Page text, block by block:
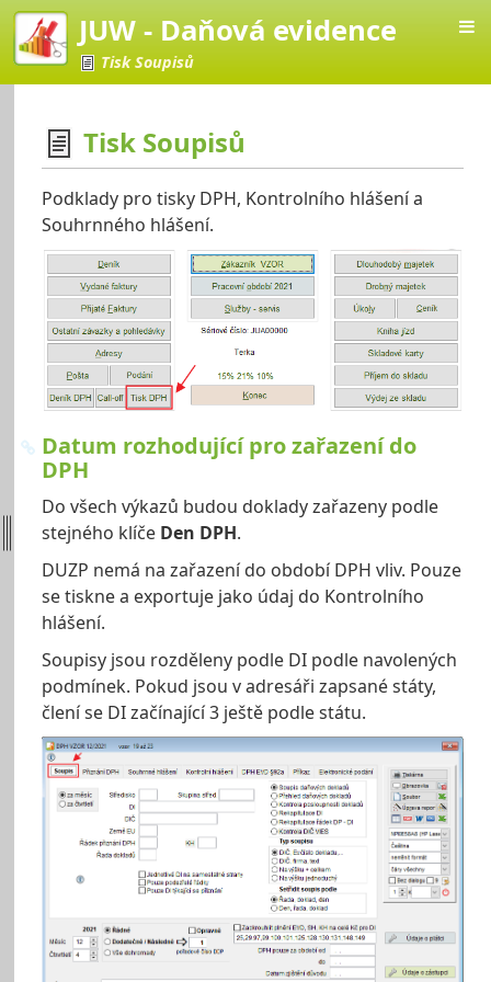
JUW - Daňová evidence
Tisk Soupisů
evidence
Tisk Soupisů
Podklady pro tisky DPH, Kontrolního hlášení a
Souhrnného hlášení.
Datum rozhodující pro zařazení do
DPH
Do všech výkazů budou doklady zařazeny podle
stejného klíče Den DPH.
DUZP nemá na zařazení do období DPH vliv. Pouze
se tiskne a exportuje jako údaj do Kontrolního
hlášení.
Soupisy jsou rozděleny podle DI podle navolených
podmínek. Pokud jsou v adresáři zapsané státy,
člení se DI začínající 3 ještě podle státu.